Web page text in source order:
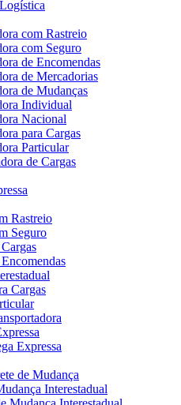
com Rastreio
com Seguro
de Encomendas
de Mercadorias
de Mudanças
Individual
Nacional
para Cargas
Particular
de Cargas
Rastreio
Seguro
Cargas
Expressa
de Mudança
Interestadual